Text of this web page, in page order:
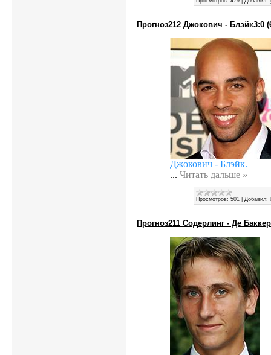
Прогноз212 Джокович - Блэйк3:0
Джокович - Блэйк.
... Читать дальше »
Просмотров: 501 Добавил:
Прогноз211 Содерлинг - Де